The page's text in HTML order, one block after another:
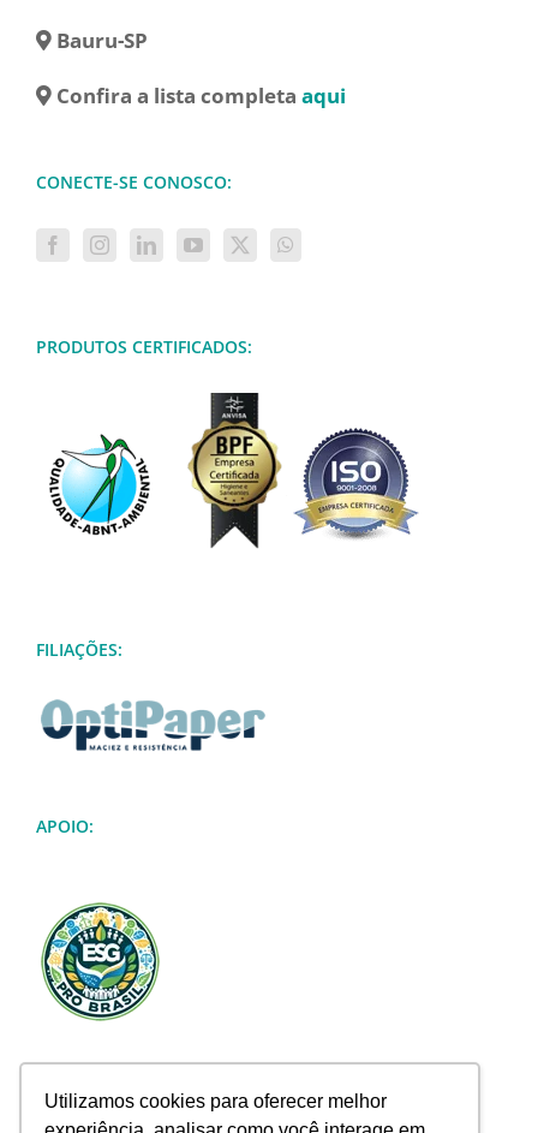
Utilizamos cookies para oferecer melhor
Bauru-SP
Confira a lista completa aqui
CONECTE-SE CONOSCO:
PRODUTOS CERTIFICADOS:
FILIAÇÕES:
APOIO: